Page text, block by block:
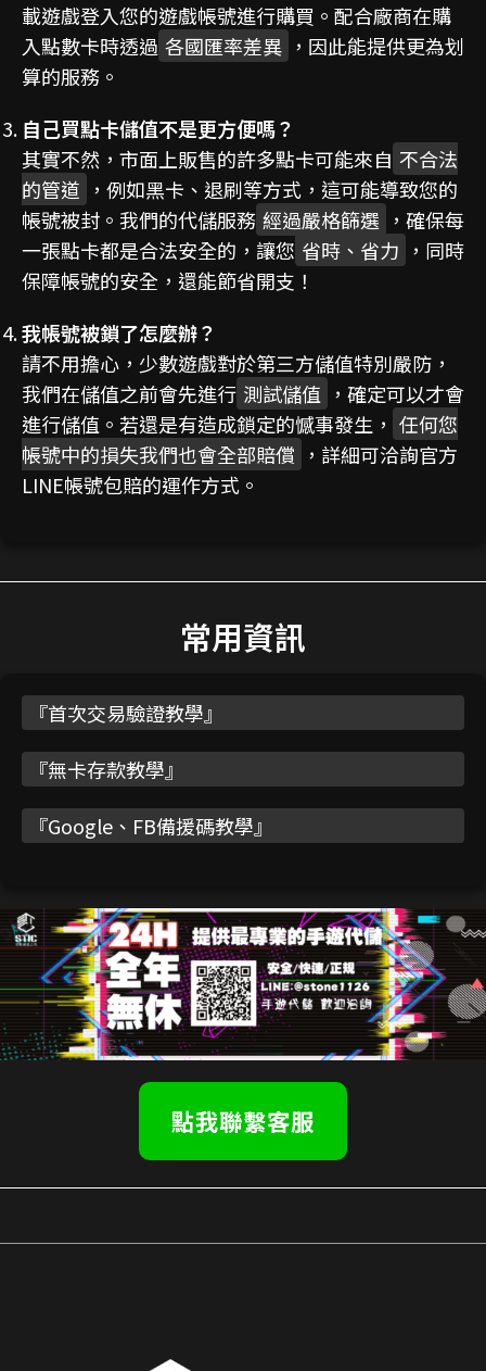
載遊戲登入您的遊戲帳號進行購買。配合廠商在購
入點數卡時透過 各國匯率差異 ，因此能提供更為划
算的服務。
自己買點卡儲值不是更方便嗎？
其實不然，市面上販售的許多點卡可能來自 不合法
的管道 ，例如黑卡、退刷等方式，這可能導致您的
帳號被封。我們的代儲服務 經過嚴格篩選 ，確保每
一張點卡都是合法安全的，讓您 省時、省力 ，同時
保障帳號的安全，還能節省開支！
我帳號被鎖了怎麼辦？
請不用擔心，少數遊戲對於第三方儲值特別嚴防，
我們在儲值之前會先進行 測試儲值 ，確定可以才會
進行儲值。若還是有造成鎖定的憾事發生， 任何您
帳號中的損失我們也會全部賠償 ，詳細可洽詢官方
LINE帳號包賠的運作方式。
常用資訊
『首次交易驗證教學』
『無卡存款教學』
『Google、FB備援碼教學』
點我聯繫客服